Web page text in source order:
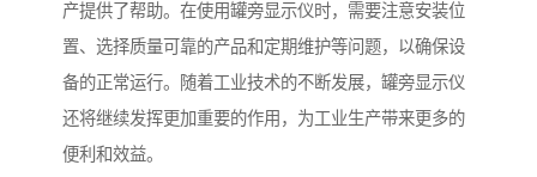
产提供了帮助。在使用罐旁显示仪时，需要注意安装位
置、选择质量可靠的产品和定期维护等问题，以确保设
备的正常运行。随着工业技术的不断发展，罐旁显示仪
还将继续发挥更加重要的作用，为工业生产带来更多的
便利和效益。